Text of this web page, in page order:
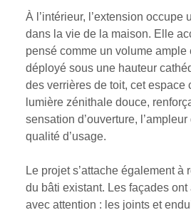
À l’intérieur, l’extension occupe
dans la vie de la maison. Elle
pensé comme un volume ample
déployé sous une hauteur
des verrières de toit, cet espace
lumière zénithale douce,
sensation d’ouverture,
qualité d’usage.
Le projet s’attache également à
du bâti existant. Les façades
avec attention : les joints et